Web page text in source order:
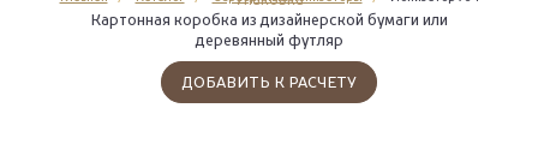
Картонная коробка из дизайнерской бумаги или
деревянный футляр
ДОБАВИТЬ К РАСЧЕТУ